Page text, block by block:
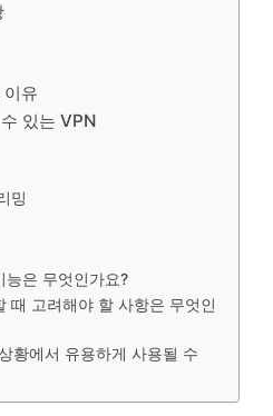
유
있는 VPN
밍
능은 무엇인가요?
때 고려해야 할 사항은 무엇인
황에서 유용하게 사용될 수